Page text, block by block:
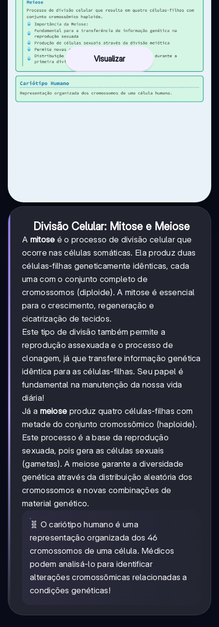
Visualizar
Divisão Celular: Mitose e Meiose
A mitose é o processo de divisão celular que
ocorre nas células somáticas. Ela produz duas
células-filhas geneticamente idênticas, cada
uma com o conjunto completo de
cromossomos (diploide). A mitose é essencial
para o crescimento, regeneração e
cicatrização de tecidos.
Este tipo de divisão também permite a
reprodução assexuada e o processo de
clonagem, já que transfere informação genética
idêntica para as células-filhas. Seu papel é
fundamental na manutenção da nossa vida
diária!
Já a meiose produz quatro células-filhas com
metade do conjunto cromossômico (haploide).
Este processo é a base da reprodução
sexuada, pois gera as células sexuais
(gametas). A meiose garante a diversidade
genética através da distribuição aleatória dos
cromossomos e novas combinações de
material genético.
🧬 O cariótipo humano é uma
representação organizada dos 46
cromossomos de uma célula. Médicos
podem analisá-lo para identificar
alterações cromossômicas relacionadas a
condições genéticas!